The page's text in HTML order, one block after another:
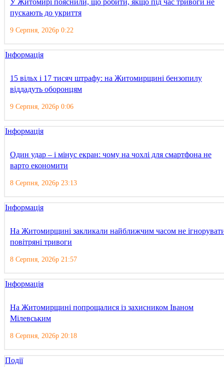
пускають до укриття
9 Серпня, 2026р 0:22
Інформація
15 вільх і 17 тисяч штрафу: на Житомирщині бензопилу
віддадуть оборонцям
9 Серпня, 2026р 0:06
Інформація
Один удар – і мінус екран: чому на чохлі для смартфона не
варто економити
8 Серпня, 2026р 23:13
Інформація
На Житомирщині закликали найближчим часом не
повітряні тривоги
8 Серпня, 2026р 21:57
Інформація
На Житомирщині попрощалися із захисником Іваном
Мілевським
8 Серпня, 2026р 20:18
Події